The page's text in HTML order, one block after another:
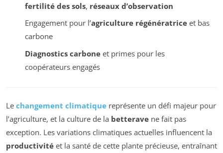
fertilité des sols, réseaux d’observation
Engagement pour l’agriculture régénératriceet bas
carbone
Diagnostics carboneet primes pour les
coopérateurs engagés
Le changement climatique représente un défi majeur pour
l’agriculture, et la culture de la betterave ne fait pas
exception. Les variations climatiques actuelles influencent la
productivité et la santé de cette plante précieuse, entraînant